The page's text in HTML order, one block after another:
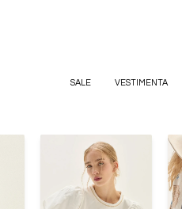
SALE VESTIMENTA